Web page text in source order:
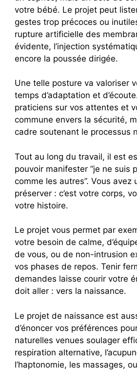
votre bébé. Le projet peut
gestes trop précoces ou
rupture artificielle des
évidente, l’injection
encore la poussée dirigée.
Une telle posture va valoriser
temps d’adaptation et
praticiens sur vos attentes et
commune envers la sécurité,
cadre soutenant le processus
Tout au long du travail, il est
pouvoir manifester “je ne suis
comme les autres”. Vous avez
préserver : c’est votre corps,
votre histoire.
Le projet vous permet par
votre besoin de calme,
de vous, ou de non-intrusion
vos phases de repos. Tenir
demandes laisse courir votre
doit aller : vers la naissance.
Le projet de naissance est
d’énoncer vos préférences
naturelles venues soulager
respiration alternative,
l’haptonomie, les massages,